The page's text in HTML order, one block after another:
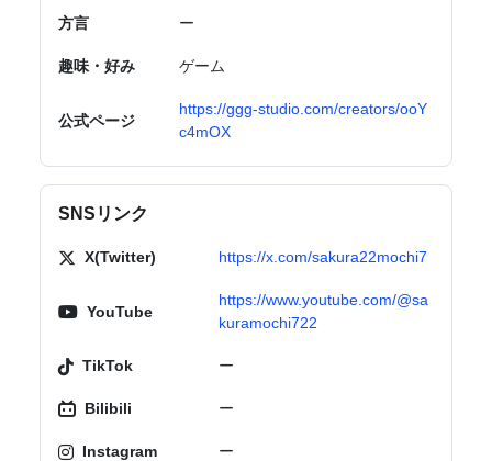
方言 ー
趣味・好み ゲーム
公式ページ
https://ggg-studio.com/creators/ooY
c4mOX
SNSリンク
X(Twitter) https://x.com/sakura22mochi7
YouTube
https://www.youtube.com/@sa
kuramochi722
TikTok ー
Bilibili ー
Instagram ー